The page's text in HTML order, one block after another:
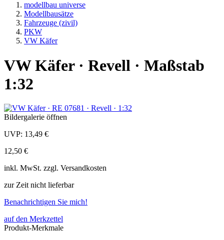
modellbau universe
Modellbausätze
Fahrzeuge (zivil)
PKW
VW Käfer
VW Käfer · Revell · Maßstab
1:32
Bildergalerie öffnen
UVP: 13,49 €
12,50 €
inkl. MwSt. zzgl. Versandkosten
zur Zeit nicht lieferbar
Benachrichtigen Sie mich!
auf den Merkzettel
Produkt-Merkmale